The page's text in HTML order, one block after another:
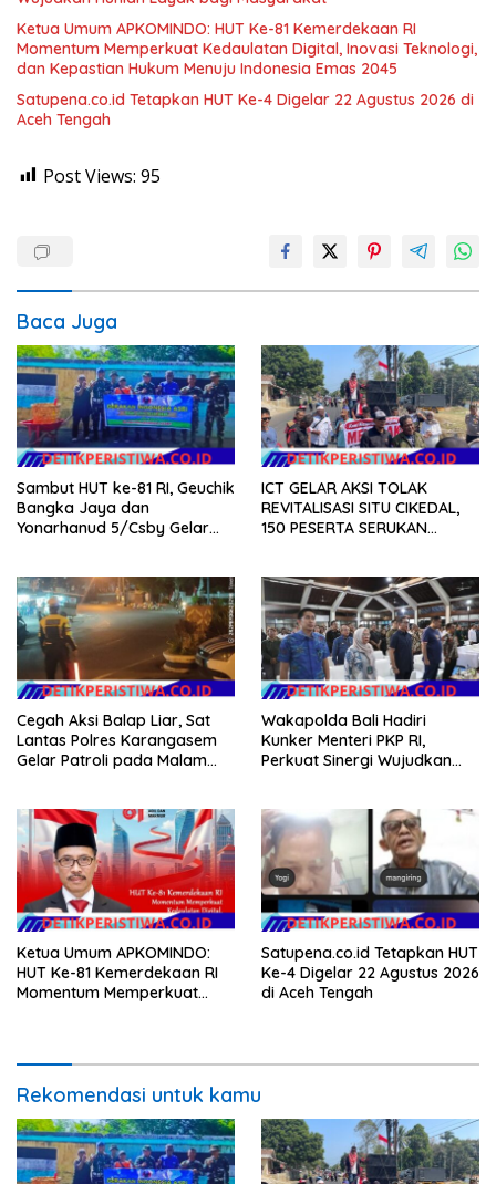
Ketua Umum APKOMINDO: HUT Ke-81 Kemerdekaan RI
Momentum Memperkuat Kedaulatan Digital, Inovasi Teknologi,
dan Kepastian Hukum Menuju Indonesia Emas 2045
Satupena.co.id Tetapkan HUT Ke-4 Digelar 22 Agustus 2026 di
Aceh Tengah
Post Views: 95
Baca Juga
Sambut HUT ke-81 RI, Geuchik
Bangka Jaya dan
Yonarhanud 5/Csby Gelar
ICT GELAR AKSI TOLAK
REVITALISASI SITU CIKEDAL,
150 PESERTA SERUKAN
Cegah Aksi Balap Liar, Sat
Lantas Polres Karangasem
Gelar Patroli pada Malam
Wakapolda Bali Hadiri
Kunker Menteri PKP RI,
Perkuat Sinergi Wujudkan
Ketua Umum APKOMINDO:
HUT Ke-81 Kemerdekaan RI
Momentum Memperkuat
Emas 2045
Satupena.co.id Tetapkan HUT
Ke-4 Digelar 22 Agustus 2026
di Aceh Tengah
Rekomendasi untuk kamu